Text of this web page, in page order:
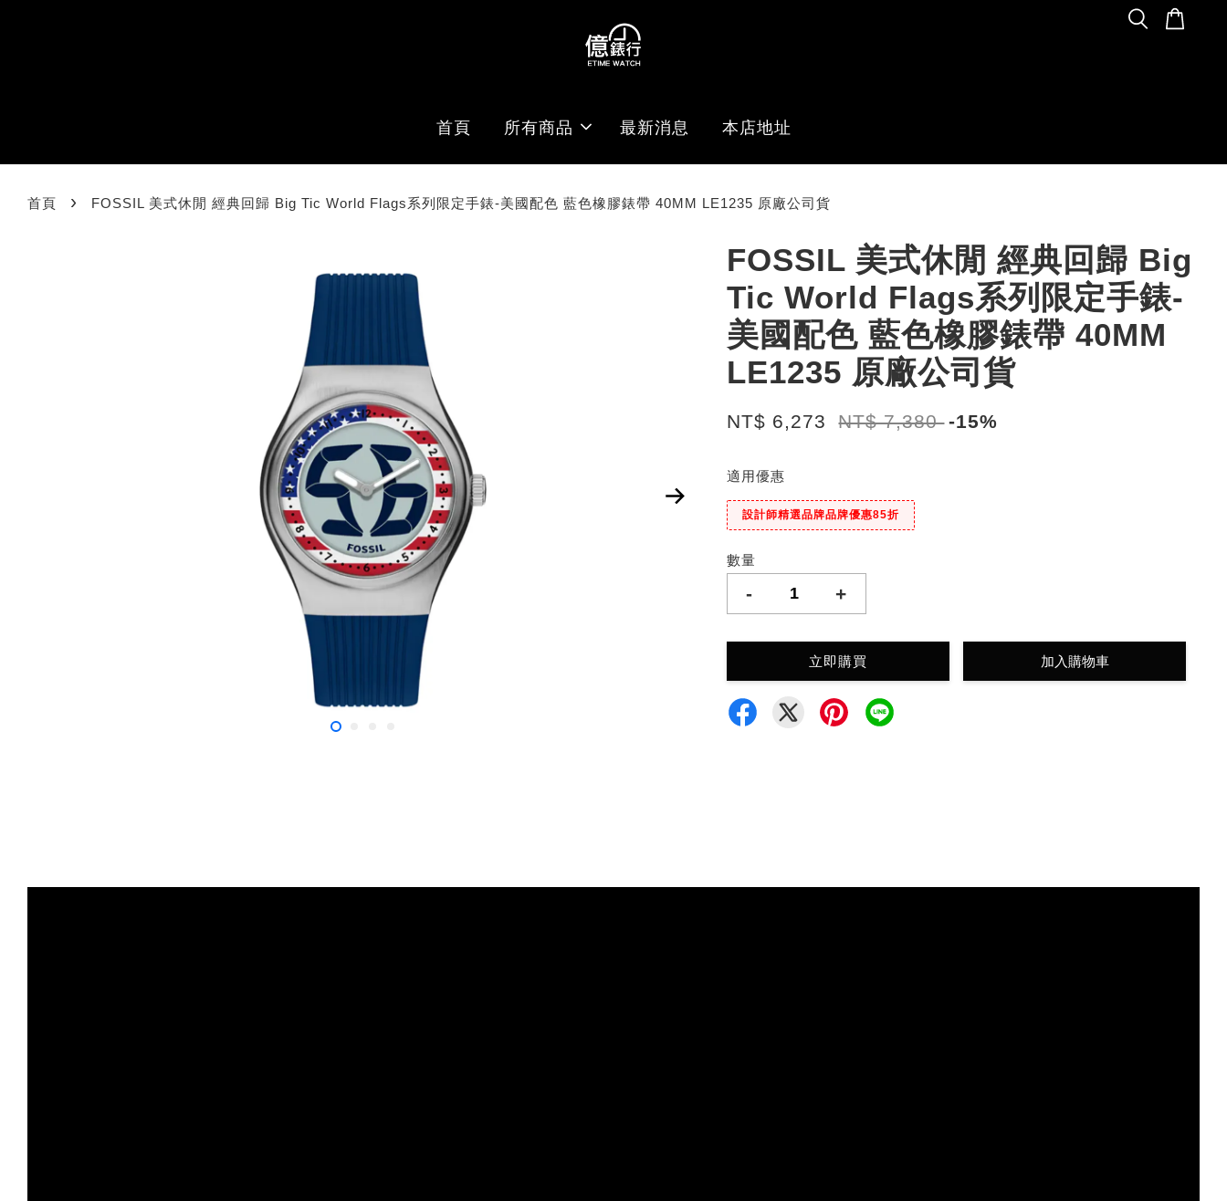
首頁 所有商品 最新消息 本店地址
首頁 › FOSSIL 美式休閒 經典回歸 Big Tic World Flags系列限定手錶-美國配色 藍色橡膠錶帶 40MM LE1235 原廠公司貨
FOSSIL 美式休閒 經典回歸 Big
Tic World Flags系列限定手錶-
美國配色 藍色橡膠錶帶 40MM
LE1235 原廠公司貨
NT$ 6,273 NT$ 7,380 -15%
適用優惠
設計師精選品牌品牌優惠85折
數量
- +
立即購買 加入購物車